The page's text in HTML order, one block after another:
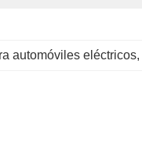
automóviles eléctricos,